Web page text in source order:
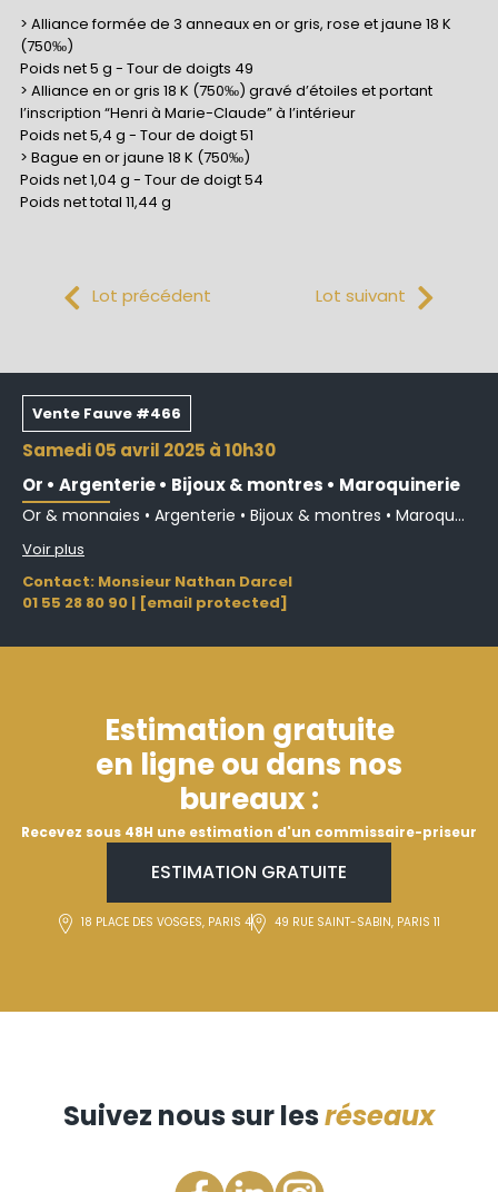
> Alliance formée de 3 anneaux en or gris, rose et jaune 18 K
(750‰)
Poids net 5 g - Tour de doigts 49
> Alliance en or gris 18 K (750‰) gravé d’étoiles et portant
l’inscription “Henri à Marie-Claude” à l’intérieur
Poids net 5,4 g - Tour de doigt 51
> Bague en or jaune 18 K (750‰)
Poids net 1,04 g - Tour de doigt 54
Poids net total 11,44 g
Lot précédent Lot suivant
Vente Fauve #466
samedi 05 avril 2025 à 10h30
Or • Argenterie • Bijoux & montres • Maroquinerie
Or & monnaies • Argenterie • Bijoux & montres • Maroqu...
Voir plus
Contact: Monsieur Nathan Darcel
01 55 28 80 90 | [email protected]
Estimation gratuite
en ligne ou dans nos
bureaux :
Recevez sous 48H une estimation d'un commissaire-priseur
ESTIMATION GRATUITE
18 PLACE DES VOSGES, PARIS 4 49 RUE SAINT-SABIN, PARIS 11
Suivez nous sur lesréseaux